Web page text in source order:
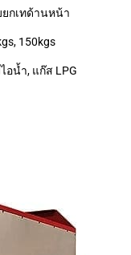
กเทด้านหน้า
150kgs
น้ำ, แก๊ส LPG